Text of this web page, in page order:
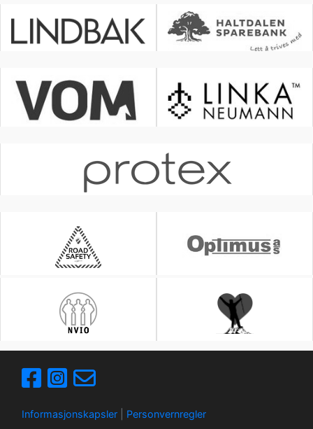
Informasjonskapsler Personvernregler